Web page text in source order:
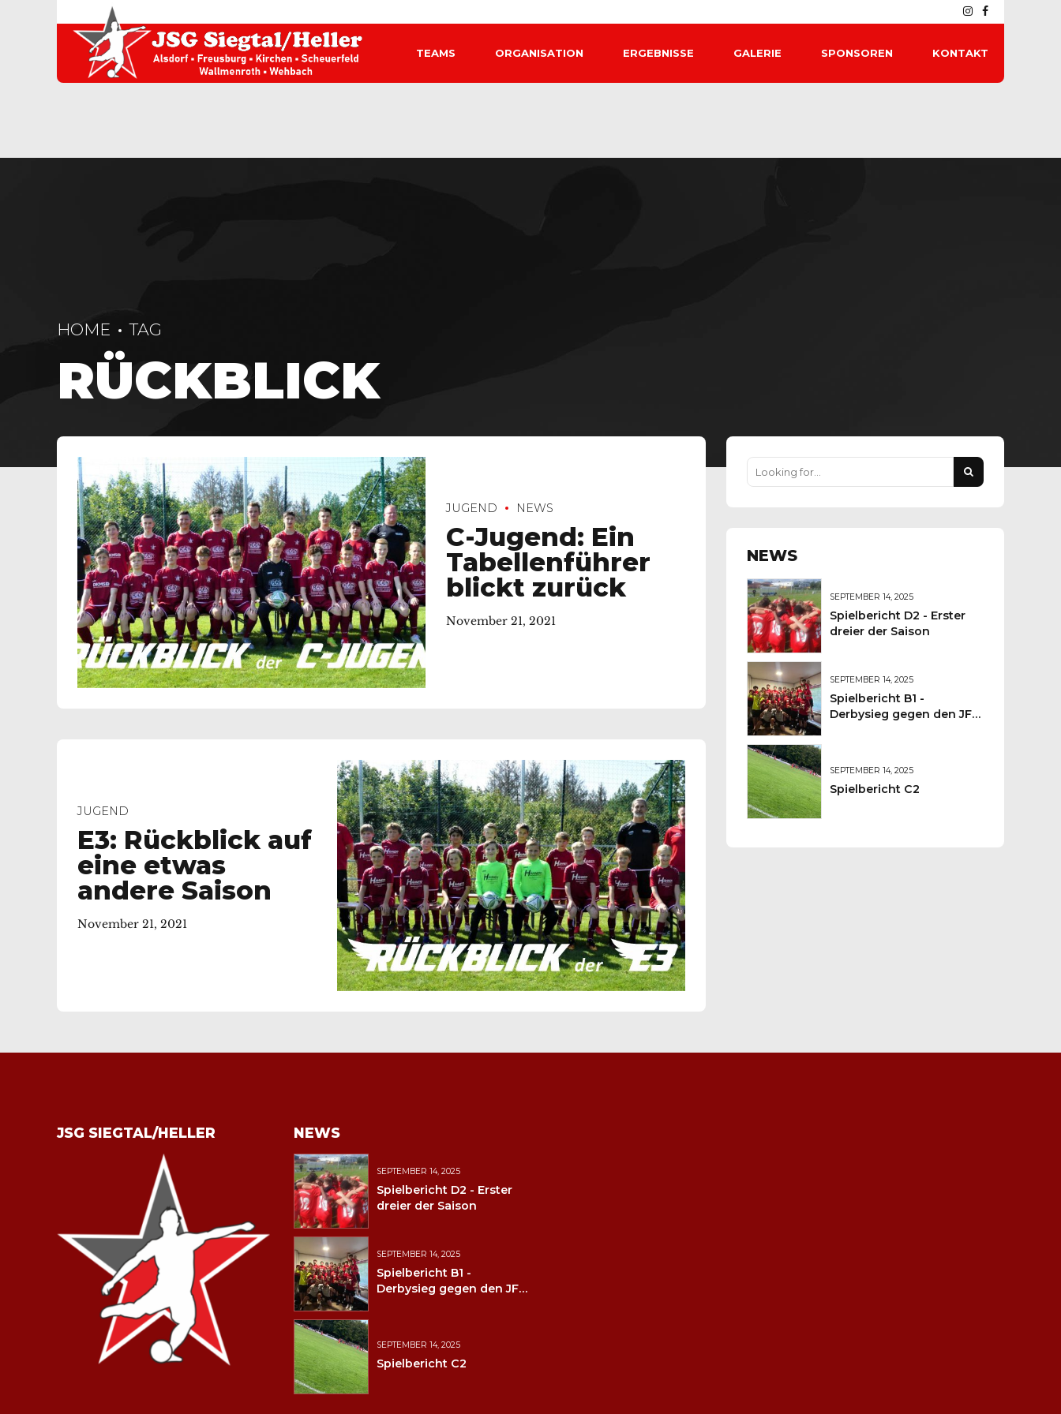
TEAMS ORGANISATION ERGEBNISSE GALERIE SPONSOREN KONTAKT
HOME TAG
RÜCKBLICK
JUGEND NEWS
C-Jugend: Ein
Tabellenführer
blickt zurück
November 21, 2021
JUGEND
E3: Rückblick auf
eine etwas
andere Saison
November 21, 2021
NEWS
SEPTEMBER 14, 2025
Spielbericht D2 - Erster
dreier der Saison
SEPTEMBER 14, 2025
Spielbericht B1 -
Derbysieg gegen den JFV
SEPTEMBER 14, 2025
Spielbericht C2
JSG SIEGTAL/HELLER NEWS
SEPTEMBER 14, 2025
Spielbericht D2 - Erster
dreier der Saison
SEPTEMBER 14, 2025
Spielbericht B1 -
Derbysieg gegen den JFV
SEPTEMBER 14, 2025
Spielbericht C2